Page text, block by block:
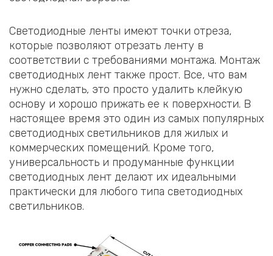
Светодиодные ленты имеют точки отреза,
которые позволяют отрезать ленту в
соответствии с требованиями монтажа. Монтаж
светодиодных лент также прост. Все, что вам
нужно сделать, это просто удалить клейкую
основу и хорошо прижать ее к поверхности. В
настоящее время это один из самых популярных
светодиодных светильников для жилых и
коммерческих помещений. Кроме того,
универсальность и продуманные функции
светодиодных лент делают их идеальными
практически для любого типа светодиодных
светильников.